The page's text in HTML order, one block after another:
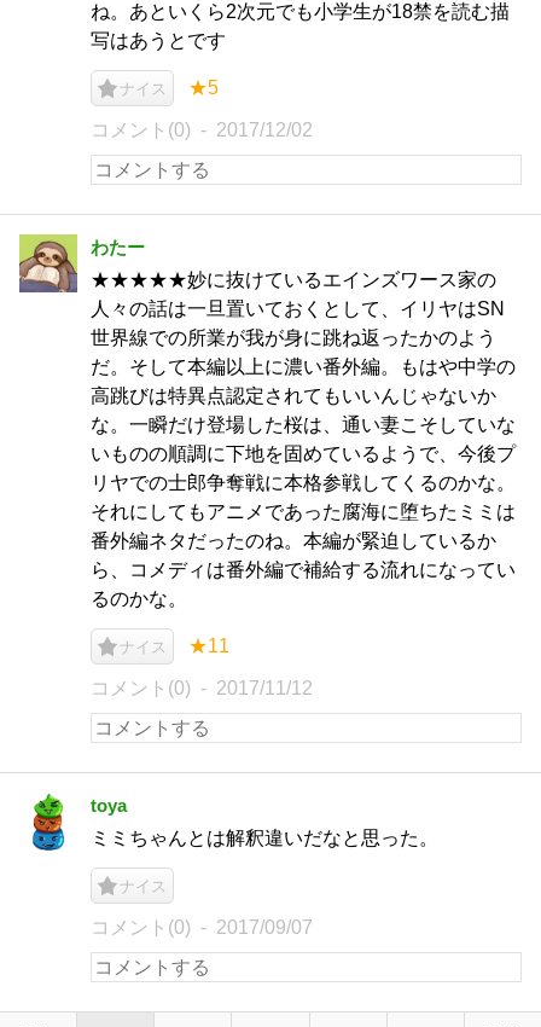
ね。あといくら2次元でも小学生が18禁を読む描
写はあうとです
ナイス ★5
コメント(0) 2017/12/02
わたー
★★★★★妙に抜けているエインズワース家の
人々の話は一旦置いておくとして、イリヤはSN
世界線での所業が我が身に跳ね返ったかのよう
だ。そして本編以上に濃い番外編。もはや中学の
高跳びは特異点認定されてもいいんじゃないか
な。一瞬だけ登場した桜は、通い妻こそしていな
いものの順調に下地を固めているようで、今後プ
リヤでの士郎争奪戦に本格参戦してくるのかな。
それにしてもアニメであった腐海に堕ちたミミは
番外編ネタだったのね。本編が緊迫しているか
ら、コメディは番外編で補給する流れになってい
るのかな。
ナイス ★11
コメント(0) 2017/11/12
toya
ミミちゃんとは解釈違いだなと思った。
ナイス
コメント(0) 2017/09/07